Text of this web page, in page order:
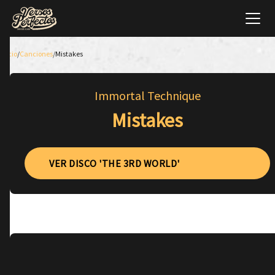
Inicio/Canciones/Mistakes
Immortal Technique
Mistakes
VER DISCO 'THE 3RD WORLD'